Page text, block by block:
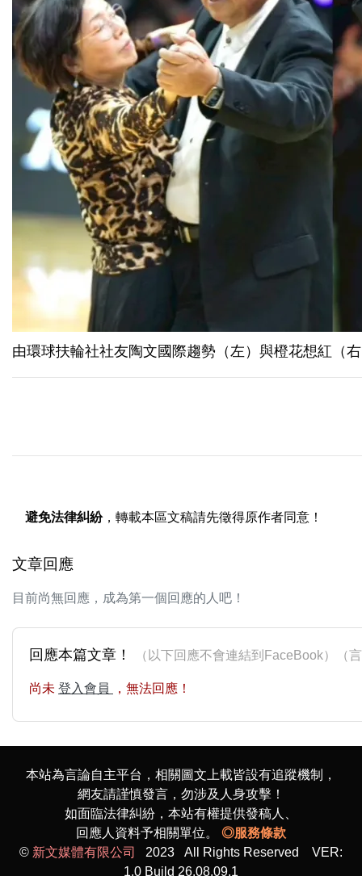
由環球扶輪社社友陶文國際趨勢（左）與橙花想紅（
避免法律糾紛，轉載本區文稿請先徵得原作者同意！
文章回應
目前尚無回應，成為第一個回應的人吧！
回應本篇文章！ （以下回應不會連結到FaceBook）（
尚未 登入會員 ，無法回應！
本站為言論自主平台，相關圖文上載皆設有追蹤機制，
網友請謹慎發言，勿涉及人身攻擊！
如面臨法律糾紛，本站有權提供發稿人、
回應人資料予相關單位。 ◎服務條款
© 新文媒體有限公司
2023 All Rights Reserved VER:
1.0 Build 26.08.09.1